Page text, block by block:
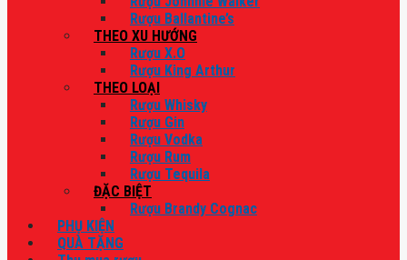
Rượu Ballantine’s
THEO XU HƯỚNG
Rượu X.O
Rượu King Arthur
THEO LOẠI
Rượu Whisky
Rượu Gin
Rượu Vodka
Rượu Rum
Rượu Tequila
ĐẶC BIỆT
Rượu Brandy Cognac
PHỤ KIỆN
QUÀ TẶNG